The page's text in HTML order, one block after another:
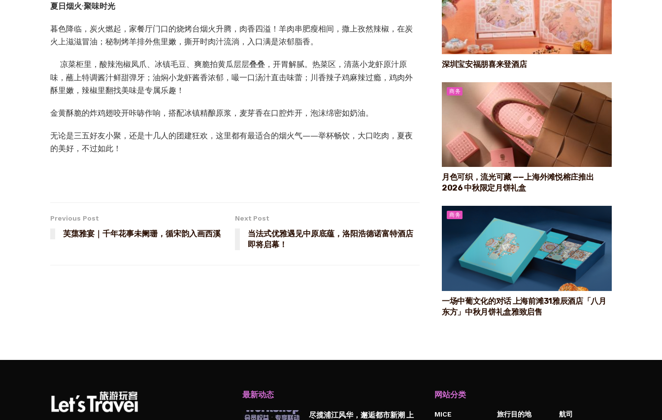
夏日烟火·聚味时光
暮色降临，炭火燃起，家餐厅门口的烧烤台烟火升腾，肉香四溢！羊肉串肥瘦相间，撒上孜然辣椒，在炭
火上滋滋冒油；秘制烤羊排外焦里嫩，撕开时肉汁流淌，入口满是浓郁脂香。
凉菜柜里，酸辣泡椒凤爪、冰镇毛豆、爽脆拍黄瓜层层叠叠，开胃解腻。热菜区，清蒸小龙虾原汁原
味，蘸上特调酱汁鲜甜弹牙；油焖小龙虾酱香浓郁，嘬一口汤汁直击味蕾；川香辣子鸡麻辣过瘾，鸡肉外
酥里嫩，辣椒里翻找美味是专属乐趣！
金黄酥脆的炸鸡翅咬开咔哧作响，搭配冰镇精酿原浆，麦芽香在口腔炸开，泡沫绵密如奶油。
无论是三五好友小聚，还是十几人的团建狂欢，这里都有最适合的烟火气——举杯畅饮，大口吃肉，夏夜
的美好，不过如此！
Previous Post
芙蕖雅宴｜千年花事未阑珊，循宋韵入画西溪
Next Post
当法式优雅遇见中原底蕴，洛阳浩德诺富特酒店
即将启幕！
深圳宝安福朋喜来登酒店
商务
月色可织，流光可藏 ——上海外滩悦榕庄推出
2026 中秋限定月饼礼盒
商务
一场中葡文化的对话 上海前滩31雅辰酒店「八月
东方」中秋月饼礼盒雅致启售
最新动态
尽揽浦江风华，邂逅都市新潮 上
网站分类
MICE
旅行目的地
航司